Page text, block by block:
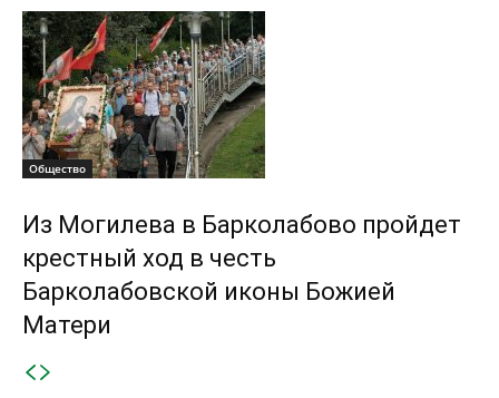
Общество
Из Могилева в Барколабово пройдет
крестный ход в честь
Барколабовской иконы Божией
Матери